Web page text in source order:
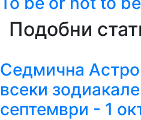
Подобни
Седмична Астро
всеки
септември - 1